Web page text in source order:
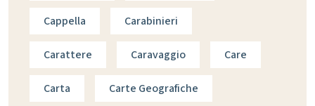
Cappella Carabinieri
Carattere Caravaggio Care
Carta Carte Geografiche